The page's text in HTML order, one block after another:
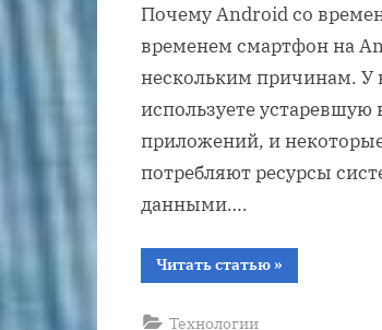
Почему Android со
временем смартфон на
нескольким причинам. У
используете
приложений, и
потребляют ресурсы
данными….
Читать статью“Почему
Android
»
Технологии